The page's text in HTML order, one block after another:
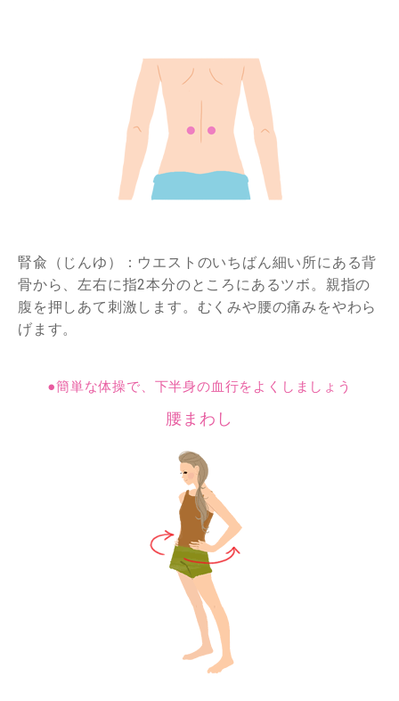
腎兪（じんゆ）：ウエストのいちばん細い所にある背
骨から、左右に指2本分のところにあるツボ。親指の
腹を押しあて刺激します。むくみや腰の痛みをやわら
げます。
●簡単な体操で、下半身の血行をよくしましょう
腰まわし